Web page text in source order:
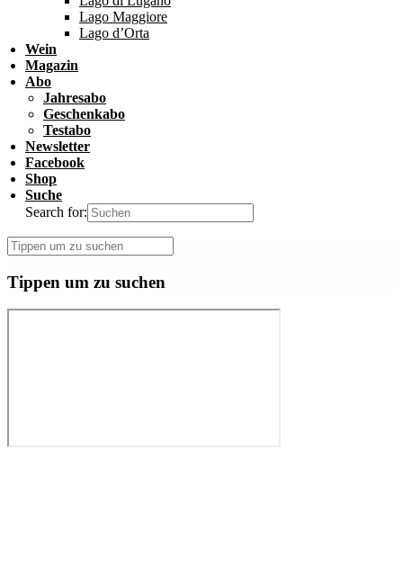
Lago Maggiore
Lago d’Orta
Wein
Magazin
Abo
Jahresabo
Geschenkabo
Testabo
Newsletter
Facebook
Shop
Suche
Search for:
Tippen um zu suchen